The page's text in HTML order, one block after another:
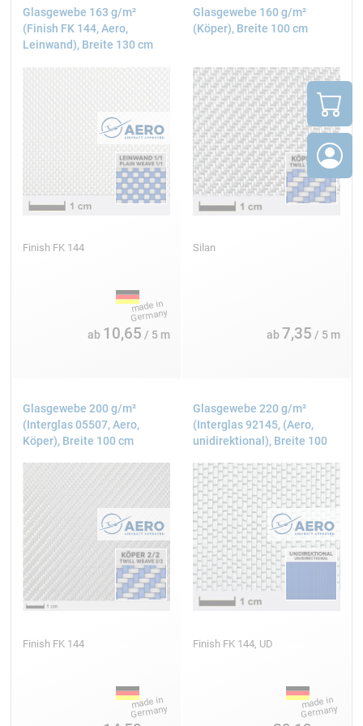
127 cm
Leinwand
Interglas FE 800
127 cm
Leinwand
Interglas FE 800
97,5 cm
Glasgewebe 163 g/m²
(Finish FK 144, Aero,
Leinwand), Breite 130 cm
Finish FK 144
ab 10,65 / 5 m
Glasgewebe 160 g/m²
(Köper), Breite 100 cm
Silan
ab 7,35 / 5 m
Glasgewebe 200 g/m²
(Interglas 05507, Aero,
Köper), Breite 100 cm
Finish FK 144
Glasgewebe 220 g/m²
(Interglas 92145, (Aero,
unidirektional), Breite 100
Finish FK 144, UD